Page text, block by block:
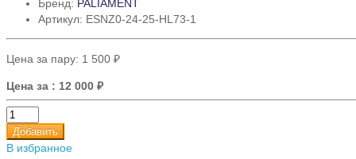
Бренд: PALIAMENT
Артикул: ESNZ0-24-25-HL73-1
Цена за пару: 1 500 ₽
Цена за : 12 000 ₽
Добавить
В избранное